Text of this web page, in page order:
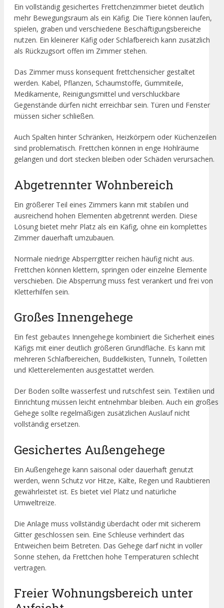
Ein vollständig gesichertes Frettchenzimmer bietet deutlich
mehr Bewegungsraum als ein Käfig. Die Tiere können laufen,
spielen, graben und verschiedene Beschäftigungsbereiche
nutzen. Ein kleinerer Käfig oder Schlafbereich kann zusätzlich
als Rückzugsort offen im Zimmer stehen.
Das Zimmer muss konsequent frettchensicher gestaltet
werden. Kabel, Pflanzen, Schaumstoffe, Gummiteile,
Medikamente, Reinigungsmittel und verschluckbare
Gegenstände dürfen nicht erreichbar sein. Türen und Fenster
müssen sicher schließen.
Auch Spalten hinter Schränken, Heizkörpern oder Küchenzeilen
sind problematisch. Frettchen können in enge Hohlräume
gelangen und dort stecken bleiben oder Schäden verursachen.
Abgetrennter Wohnbereich
Ein größerer Teil eines Zimmers kann mit stabilen und
ausreichend hohen Elementen abgetrennt werden. Diese
Lösung bietet mehr Platz als ein Käfig, ohne ein komplettes
Zimmer dauerhaft umzubauen.
Normale niedrige Absperrgitter reichen häufig nicht aus.
Frettchen können klettern, springen oder einzelne Elemente
verschieben. Die Absperrung muss fest verankert und frei von
Kletterhilfen sein.
Großes Innengehege
Ein fest gebautes Innengehege kombiniert die Sicherheit eines
Käfigs mit einer deutlich größeren Grundfläche. Es kann mit
mehreren Schlafbereichen, Buddelkisten, Tunneln, Toiletten
und Kletterelementen ausgestattet werden.
Der Boden sollte wasserfest und rutschfest sein. Textilien und
Einrichtung müssen leicht entnehmbar bleiben. Auch ein großes
Gehege sollte regelmäßigen zusätzlichen Auslauf nicht
vollständig ersetzen.
Gesichertes Außengehege
Ein Außengehege kann saisonal oder dauerhaft genutzt
werden, wenn Schutz vor Hitze, Kälte, Regen und Raubtieren
gewährleistet ist. Es bietet viel Platz und natürliche
Umweltreize.
Die Anlage muss vollständig überdacht oder mit sicherem
Gitter geschlossen sein. Eine Schleuse verhindert das
Entweichen beim Betreten. Das Gehege darf nicht in voller
Sonne stehen, da Frettchen hohe Temperaturen schlecht
vertragen.
Freier Wohnungsbereich unter